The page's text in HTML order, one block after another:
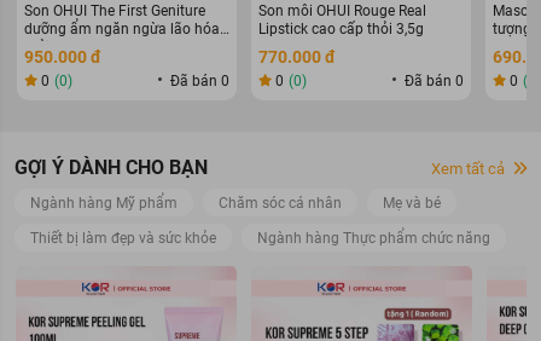
Son OHUI The First Geniture
dưỡng ẩm ngăn ngừa lão hóa
thỏi 3,8g
950.000 đ
0 (0) Đã bán 0
Son môi OHUI Rouge Real
Lipstick cao cấp thỏi 3,5g
770.000 đ
0 (0) Đã bán 0
tượng
8ml
0 (0)
GỢI Ý DÀNH CHO BẠN
Ngành hàng Mỹ phẩm Chăm sóc cá nhân Mẹ và bé
Thiết bị làm đẹp và sức khỏe Ngành hàng Thực phẩm chức năng
Xem tất cả